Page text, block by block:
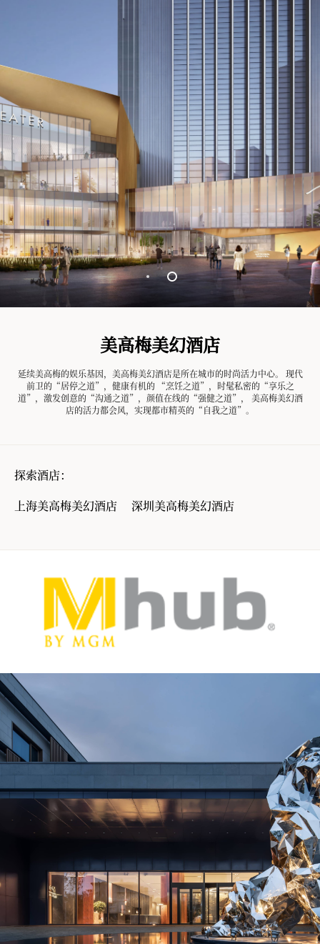
美高梅美幻酒店
延续美高梅的娱乐基因，美高梅美幻酒店是所在城市的时尚活力中心。 现代
前卫的“居停之道”，健康有机的 “烹饪之道”，时髦私密的“享乐之
道”，激发创意的“沟通之道”，颜值在线的“强健之道”， 美高梅美幻酒
店的活力都会风，实现都市精英的“自我之道”。
探索酒店：
上海美高梅美幻酒店
深圳美高梅美幻酒店